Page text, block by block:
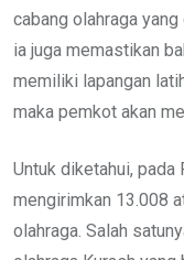
cabang olahraga
ia juga memastikan
memiliki lapangan
maka pemkot akan
Untuk diketahui, pada
mengirimkan 13.008
olahraga. Salah